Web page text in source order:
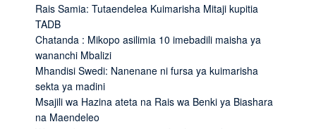
Rais Samia: Tutaendelea Kuimarisha Mitaji kupitia
TADB
Chatanda : Mikopo asilimia 10 imebadili maisha ya
wananchi Mbalizi
Mhandisi Swedi: Nanenane ni fursa ya kuimarisha
sekta ya madini
Msajili wa Hazina ateta na Rais wa Benki ya Biashara
na Maendeleo